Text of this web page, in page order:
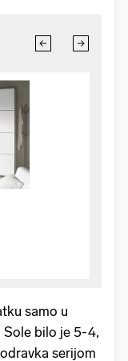
samo u
bilo je 5-4,
serijom